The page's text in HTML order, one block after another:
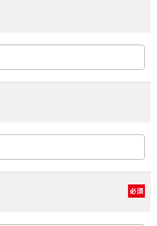
必須